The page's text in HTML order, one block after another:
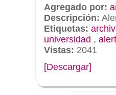
Agregado por:
Descripción:
Etiquetas:
universidad ,
Vistas: 2041
[Descargar]